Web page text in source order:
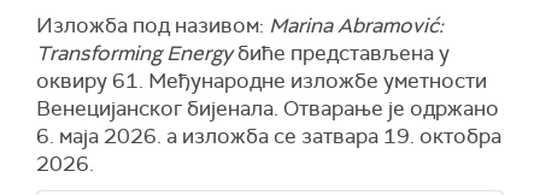
Изложба под називом: Marina Abramović:
Transforming Energyбиће представљена у
оквиру 61. Међународне изложбе уметности
Венецијанског бијенала. Отварање је одржано
6. маја 2026. а изложба се затвара 19. октобра
2026.